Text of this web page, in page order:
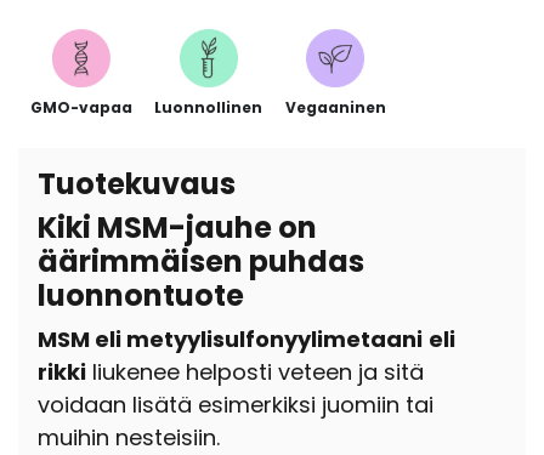
GMO-vapaa Luonnollinen Vegaaninen
Tuotekuvaus
Kiki MSM-jauhe on
äärimmäisen puhdas
luonnontuote
MSM eli metyylisulfonyylimetaani eli
rikki liukenee helposti veteen ja sitä
voidaan lisätä esimerkiksi juomiin tai
muihin nesteisiin.